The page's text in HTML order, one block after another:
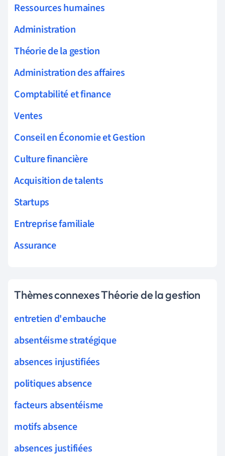
Ressources humaines
Administration
Théorie de la gestion
Administration des affaires
Comptabilité et finance
Ventes
Conseil en Économie et Gestion
Culture financière
Acquisition de talents
Startups
Entreprise familiale
Assurance
Thèmes connexes Théorie de la gestion
entretien d'embauche
absentéisme stratégique
absences injustifiées
politiques absence
facteurs absentéisme
motifs absence
absences justifiées